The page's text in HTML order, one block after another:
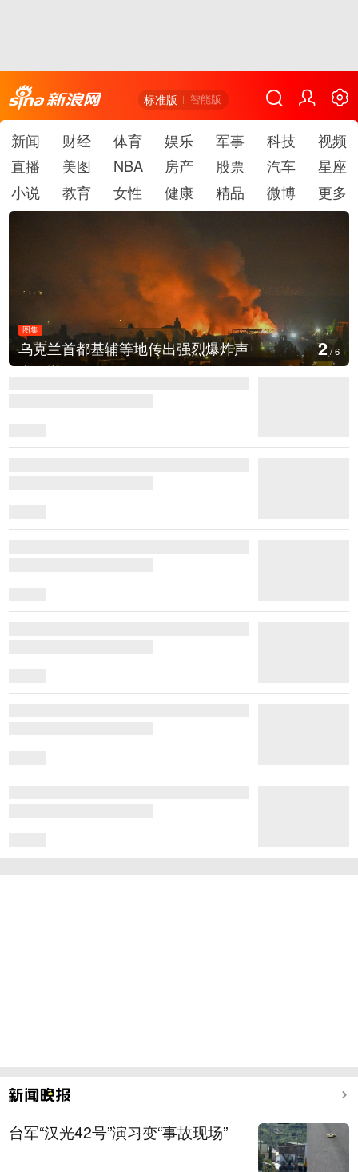
标准版 智能版
新闻 财经 体育 娱乐 军事 科技
视频
直播
美图 NBA 房产 股票 汽车
星座
小说
教育 女性 健康 精品 微博 更多
图集
乌克兰首都基辅等地传出强烈爆炸声 2/6
台军“汉光42号”演习变“事故现场”